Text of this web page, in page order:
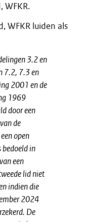
WFKR.
WFKR luiden als
3.2 en
7.2, 7.3 en
2001 en de
1969
door een
de
open
in
een
lid niet
indien die
2024
De